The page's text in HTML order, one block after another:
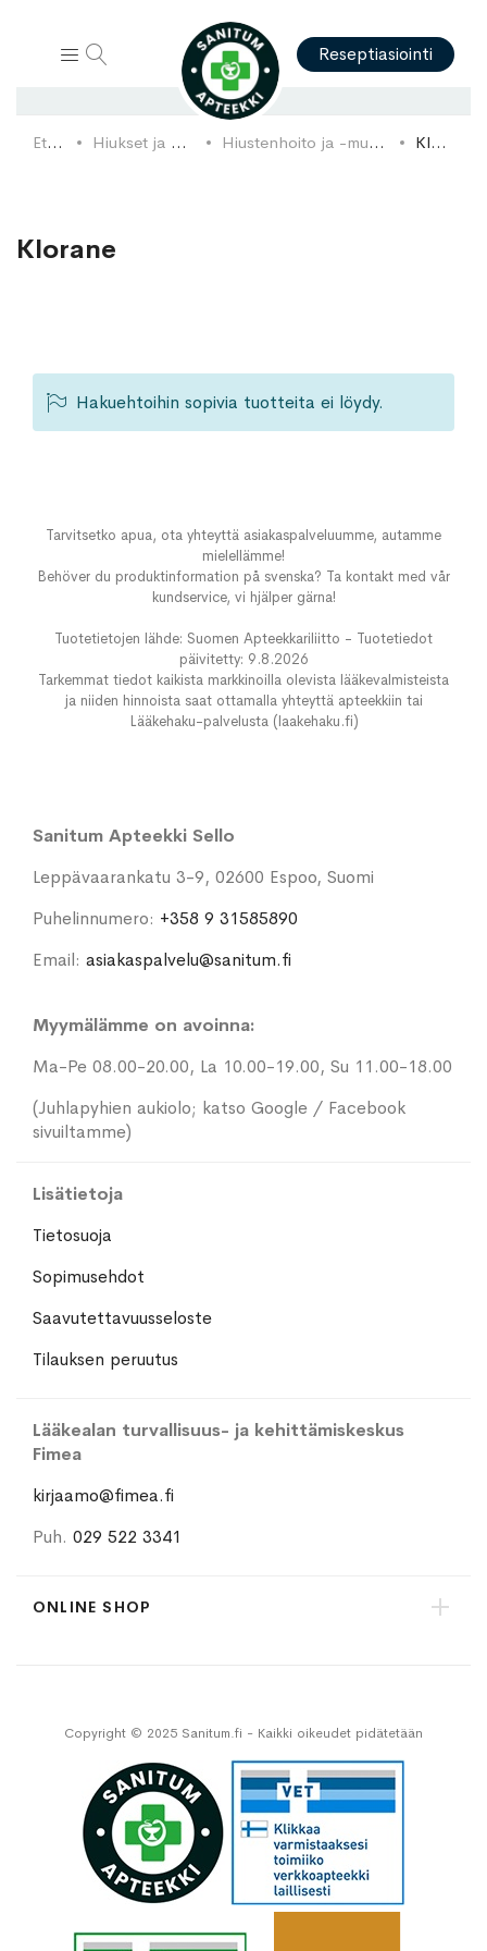
Reseptiasiointi
Etusivu Hiukset ja päänahka Hiustenhoito ja -muotoilutuotteet Klorane
Klorane
Hakuehtoihin sopivia tuotteita ei löydy.
Tarvitsetko apua, ota yhteyttä asiakaspalveluumme, autamme
mielellämme!
Behöver du produktinformation på svenska? Ta kontakt med vår
kundservice, vi hjälper gärna!
Tuotetietojen lähde: Suomen Apteekkariliitto - Tuotetiedot
päivitetty: 9.8.2026
Tarkemmat tiedot kaikista markkinoilla olevista lääkevalmisteista
ja niiden hinnoista saat ottamalla yhteyttä apteekkiin tai
Lääkehaku-palvelusta (laakehaku.fi)
Sanitum Apteekki Sello
Leppävaarankatu 3-9, 02600 Espoo, Suomi
Puhelinnumero: +358 9 31585890
Email: asiakaspalvelu@sanitum.fi
Myymälämme on avoinna:
Ma-Pe 08.00-20.00, La 10.00-19.00, Su 11.00-18.00
(Juhlapyhien aukiolo; katso Google / Facebook
sivuiltamme)
Lisätietoja
Tietosuoja
Sopimusehdot
Saavutettavuusseloste
Tilauksen peruutus
Lääkealan turvallisuus- ja kehittämiskeskus
Fimea
kirjaamo@fimea.fi
Puh. 029 522 3341
ONLINE SHOP
Copyright © 2025 Sanitum.fi - Kaikki oikeudet pidätetään